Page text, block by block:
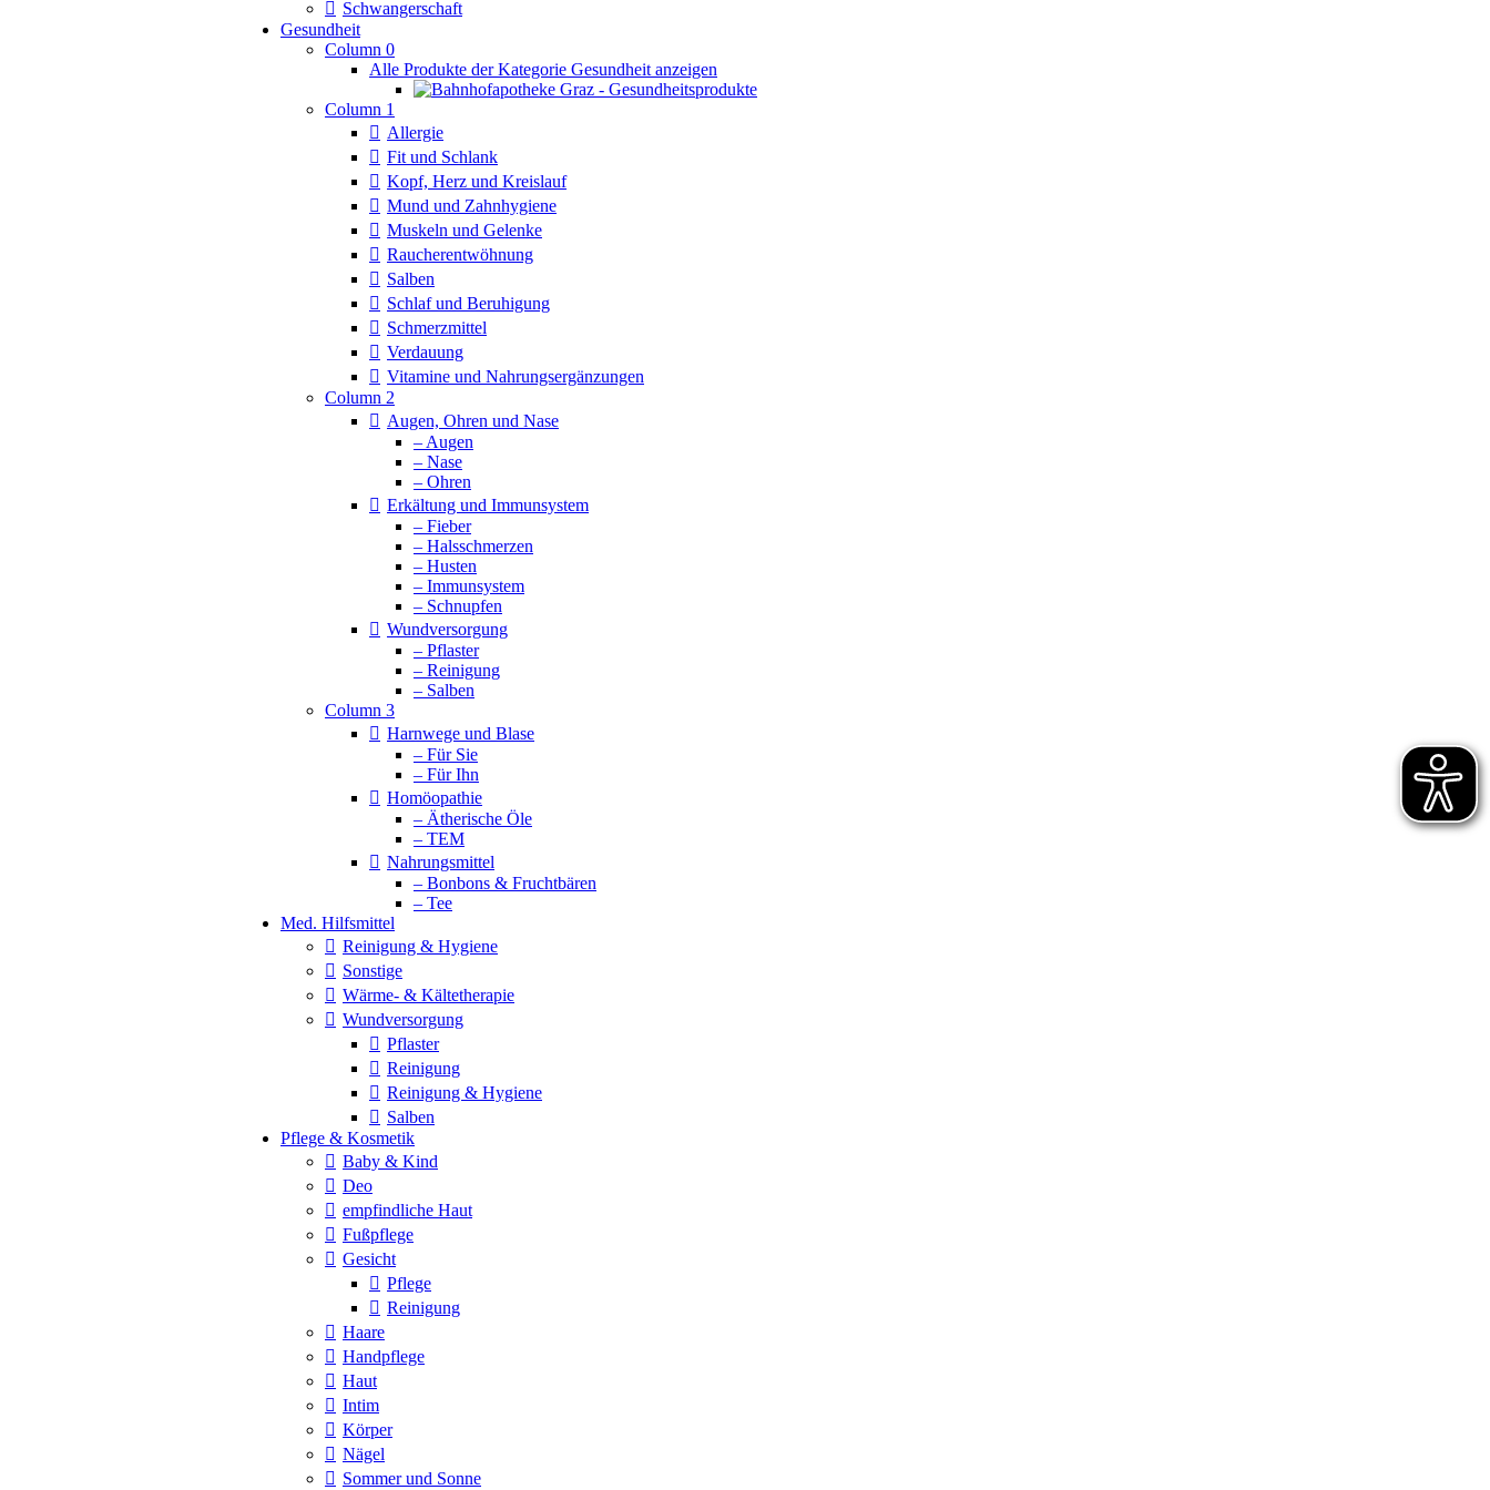
Schwangerschaft
Gesundheit
Column 0
Alle Produkte der Kategorie Gesundheit anzeigen
Column 1
Allergie
Fit und Schlank
Kopf, Herz und Kreislauf
Mund und Zahnhygiene
Muskeln und Gelenke
Raucherentwöhnung
Salben
Schlaf und Beruhigung
Schmerzmittel
Verdauung
Vitamine und Nahrungsergänzungen
Column 2
Augen, Ohren und Nase
– Augen
– Nase
– Ohren
Erkältung und Immunsystem
– Fieber
– Halsschmerzen
– Husten
– Immunsystem
– Schnupfen
Wundversorgung
– Pflaster
– Reinigung
– Salben
Column 3
Harnwege und Blase
– Für Sie
– Für Ihn
Homöopathie
– Ätherische Öle
– TEM
Nahrungsmittel
– Bonbons & Fruchtbären
– Tee
Med. Hilfsmittel
Reinigung & Hygiene
Sonstige
Wärme- & Kältetherapie
Wundversorgung
Pflaster
Reinigung
Reinigung & Hygiene
Salben
Pflege & Kosmetik
Baby & Kind
Deo
empfindliche Haut
Fußpflege
Gesicht
Pflege
Reinigung
Haare
Handpflege
Haut
Intim
Körper
Nägel
Sommer und Sonne